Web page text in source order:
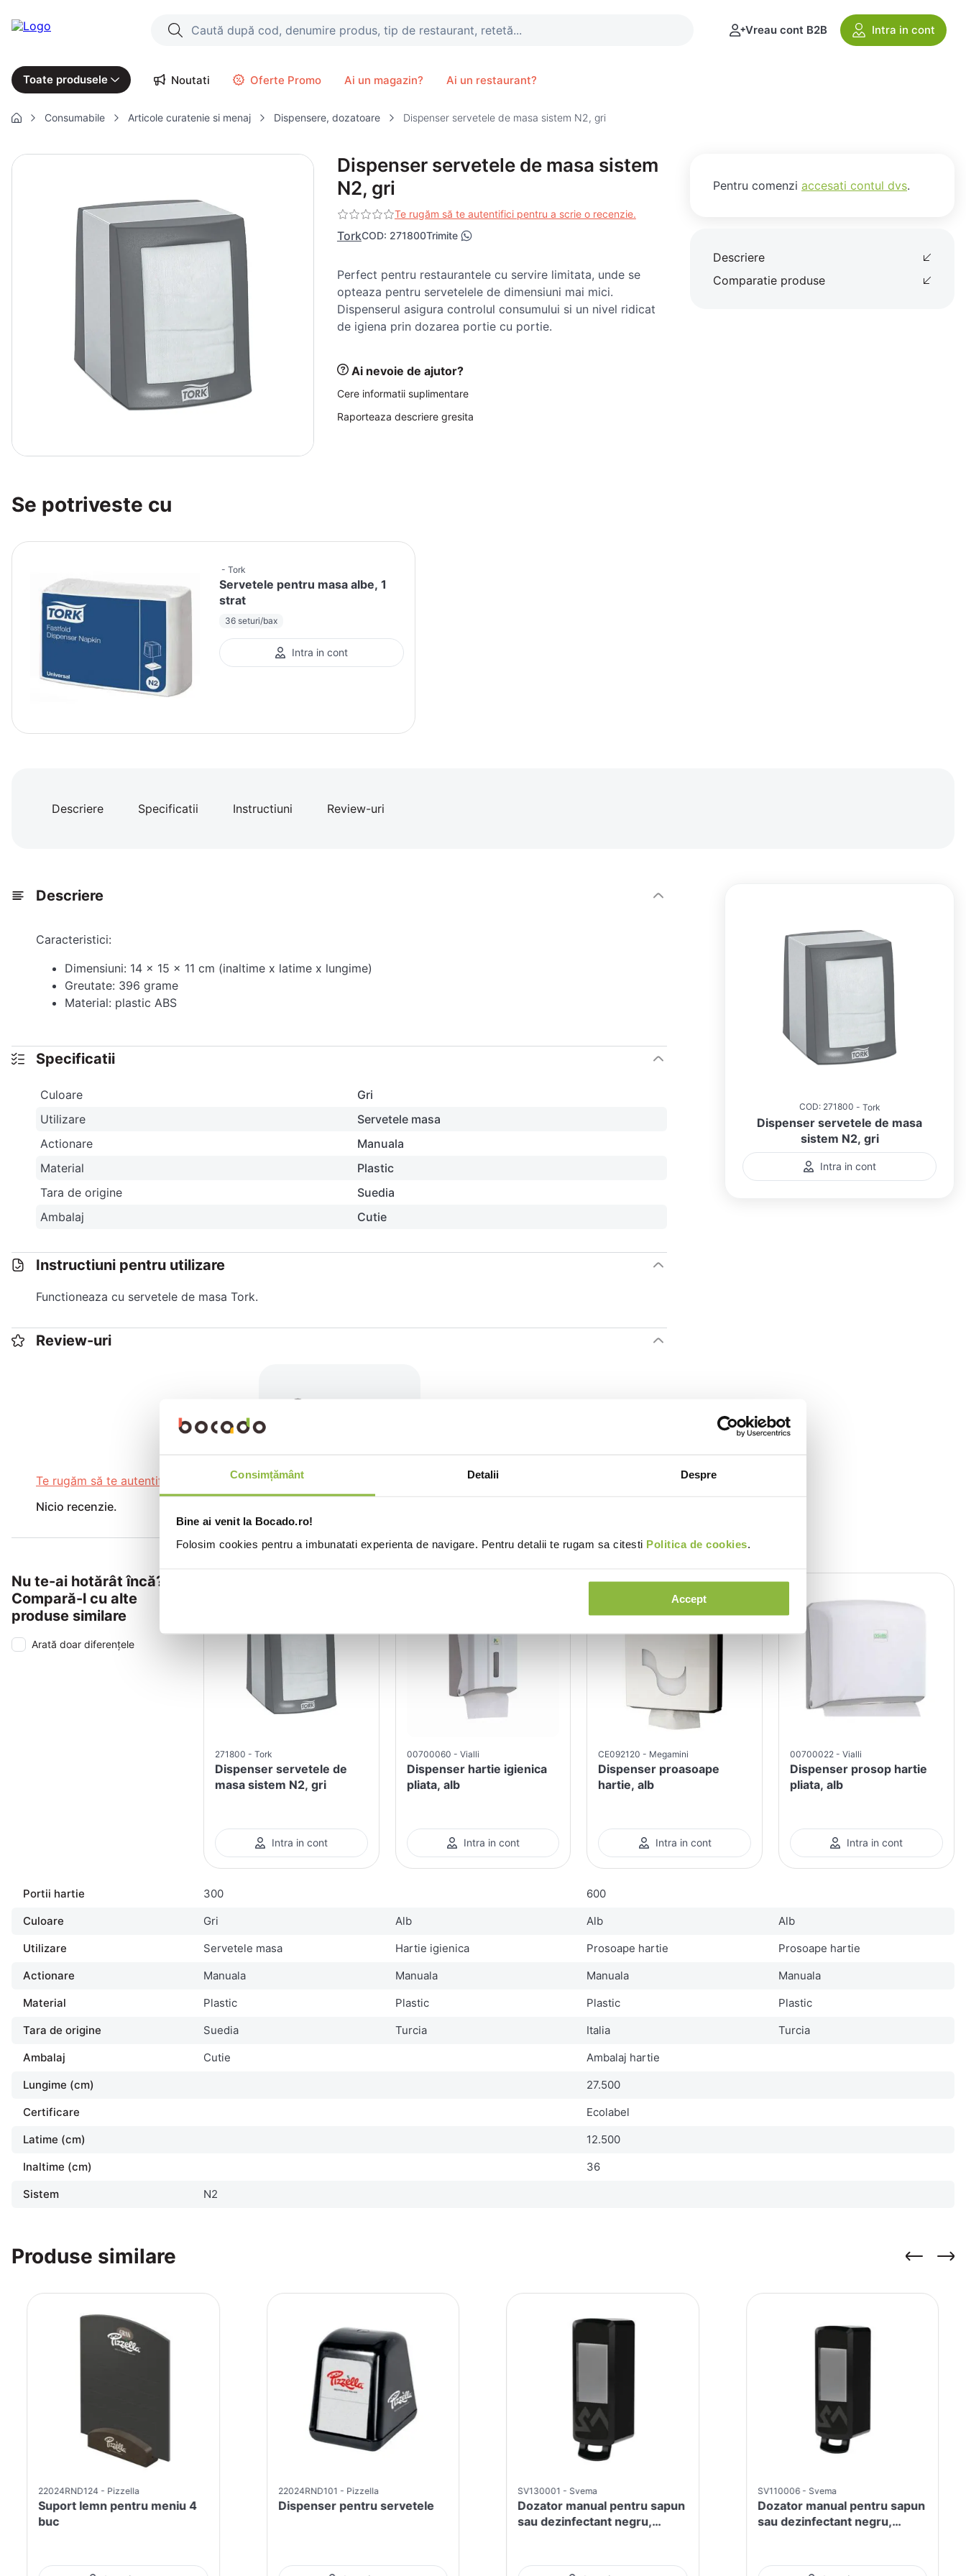
Consimțământ Detalii Despre
Bine ai venit la Bocado.ro!
Folosim cookies pentru a imbunatati experienta de navigare. Pentru detalii te rugam sa citesti Politica de cookies.
Accept
Caută după cod, denumire produs, tip de restaurant, retetă...
Căutări populare
3. pui
5. burger
6. coaste
7. aripi
Vreau cont B2B Intra in cont
Toate produsele Noutati Oferte Promo Ai un magazin? Ai un restaurant?
Consumabile Articole curatenie si menaj Dispensere, dozatoare Dispenser servetele de masa sistem N2, gri
Dispenser servetele de masa sistem
N2, gri
Te rugăm să te autentifici pentru a scrie o recenzie.
TorkCOD: 271800Trimite
Perfect pentru restaurantele cu servire limitata, unde se
opteaza pentru servetelele de dimensiuni mai mici.
Dispenserul asigura controlul consumului si un nivel ridicat
de igiena prin dozarea portie cu portie.
Ai nevoie de ajutor?
Cere informatii suplimentare
Raporteaza descriere gresita
Pentru comenzi accesati contul dvs.
Descriere
Comparatie produse
Se potriveste cu
Tork
Servetele pentru masa albe, 1
strat
36 seturi/bax
Intra in cont
Descriere Specificatii Instructiuni Review-uri
Descriere
Caracteristici:
Dimensiuni: 14 x 15 x 11 cm (inaltime x latime x lungime)
Greutate: 396 grame
Material: plastic ABS
Specificatii
Culoare
Gri
Utilizare
Servetele masa
Actionare
Manuala
Material
Plastic
Tara de origine
Suedia
Ambalaj
Cutie
Instructiuni pentru utilizare
Functioneaza cu servetele de masa Tork.
Review-uri
0
Te rugăm să te autentifici pentru a scrie o recenzie.
Nicio recenzie.
COD: 271800 Tork
Dispenser servetele de masa
sistem N2, gri
Intra in cont
Nu te-ai hotărât încă?
Compară-l cu alte
produse similare
Arată doar diferențele
271800 Tork
Dispenser servetele de
masa sistem N2, gri
Intra in cont
00700060 Vialli
Dispenser hartie igienica
pliata, alb
Intra in cont
CE092120 Megamini
Dispenser proasoape
hartie, alb
Intra in cont
00700022 Vialli
Dispenser prosop hartie
pliata, alb
Intra in cont
Portii hartie 300
600
Culoare
Gri Alb Alb
Alb
Utilizare
Servetele masa Hartie igienica Prosoape hartie
Prosoape hartie
Actionare
Manuala Manuala Manuala
Manuala
Material
Plastic Plastic Plastic
Plastic
Tara de origine
Suedia Turcia Italia
Turcia
Ambalaj
Cutie
Ambalaj hartie
Lungime (cm)
27.500
Certificare
Ecolabel
Latime (cm)
12.500
Inaltime (cm)
36
Sistem
N2
Produse similare
22024RND124 Pizzella
Suport lemn pentru meniu 4
buc
22024RND101 Pizzella
Dispenser pentru servetele
SV130001 Svema
Dozator manual pentru sapun
sau dezinfectant negru,
SV110006 Svema
Dozator manual pentru sapun
sau dezinfectant negru,